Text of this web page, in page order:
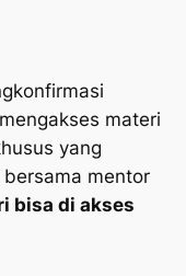
materi
yang
mentor
bisa di akses